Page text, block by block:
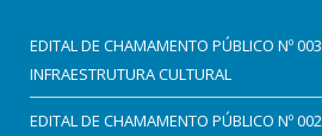
EDITAL DE CHAMAMENTO PÚBLICO Nº
INFRAESTRUTURA CULTURAL
EDITAL DE CHAMAMENTO PÚBLICO Nº